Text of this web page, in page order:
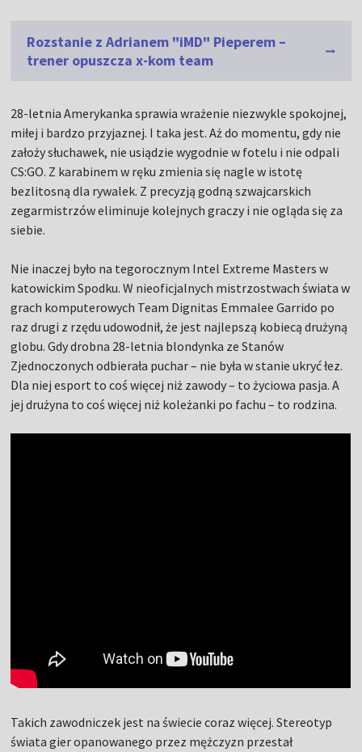
Rozstanie z Adrianem "iMD" Pieperem –
trener opuszcza x-kom team
28-letnia Amerykanka sprawia wrażenie niezwykle spokojnej,
miłej i bardzo przyjaznej. I taka jest. Aż do momentu, gdy nie
założy słuchawek, nie usiądzie wygodnie w fotelu i nie odpali
CS:GO. Z karabinem w ręku zmienia się nagle w istotę
bezlitosną dla rywalek. Z precyzją godną szwajcarskich
zegarmistrzów eliminuje kolejnych graczy i nie ogląda się za
siebie.
Nie inaczej było na tegorocznym Intel Extreme Masters w
katowickim Spodku. W nieoficjalnych mistrzostwach świata w
grach komputerowych Team Dignitas Emmalee Garrido po
raz drugi z rzędu udowodnił, że jest najlepszą kobiecą drużyną
globu. Gdy drobna 28-letnia blondynka ze Stanów
Zjednoczonych odbierała puchar – nie była w stanie ukryć łez.
Dla niej esport to coś więcej niż zawody – to życiowa pasja. A
jej drużyna to coś więcej niż koleżanki po fachu – to rodzina.
Takich zawodniczek jest na świecie coraz więcej. Stereotyp
świata gier opanowanego przez mężczyzn przestał